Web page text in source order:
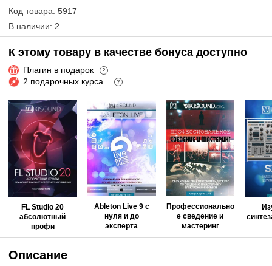
Код товара: 5917
В наличии: 2
К этому товару в качестве бонуса доступно
Плагин в подарок ?
2 подарочных курса ?
FL Studio 20
абсолютный
профи
Ableton Live 9 с
нуля и до
эксперта
Профессионально
е сведение и
мастеринг
Описание